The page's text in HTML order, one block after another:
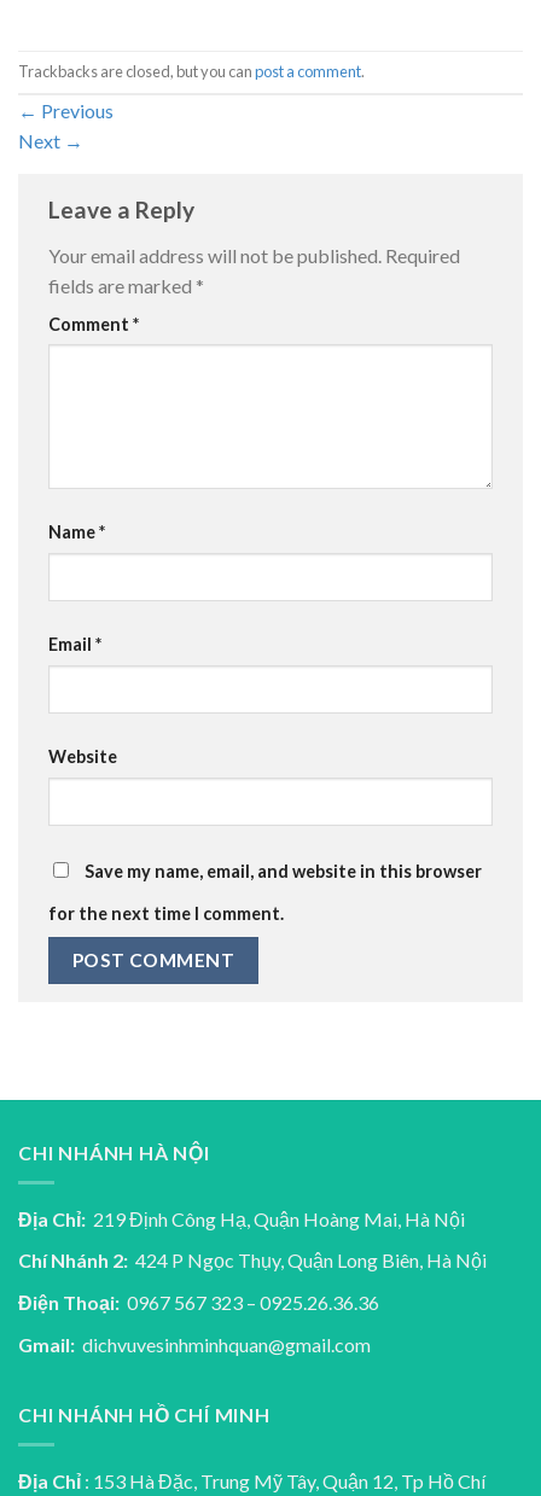
Trackbacks are closed, but you canpost a comment.
← Previous
Next →
Leave a Reply
Your email address will not be published. Required
fields are marked *
Comment *
Name*
Email *
Website
Save my name, email, and website in this browser
for the next time I comment.
CHI NHÁNH HÀ NỘI
Địa Chỉ: 219 Định Công Hạ, Quận Hoàng Mai, Hà Nội
Chí Nhánh 2: 424 P Ngọc Thụy, Quận Long Biên, Hà Nội
Điện Thoại: 0967 567 323 – 0925.26.36.36
Gmail: dichvuvesinhminhquan@gmail.com
CHI NHÁNH HỒ CHÍ MINH
Địa Chỉ : 153 Hà Đặc, Trung Mỹ Tây, Quận 12, Tp Hồ Chí